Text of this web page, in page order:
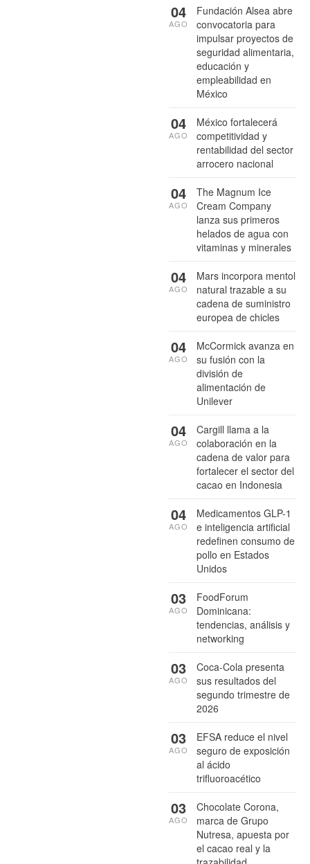
Fundación Alsea abre
convocatoria para
impulsar proyectos de
seguridad alimentaria,
educación y
empleabilidad en
México
04
AGO
México fortalecerá
competitividad y
rentabilidad del sector
arrocero nacional
04
AGO
The Magnum Ice
Cream Company
lanza sus primeros
helados de agua con
vitaminas y minerales
04
AGO
Mars incorpora mentol
natural trazable a su
cadena de suministro
europea de chicles
04
AGO
McCormick avanza en
su fusión con la
división de
alimentación de
Unilever
04
AGO
Cargill llama a la
colaboración en la
cadena de valor para
fortalecer el sector del
cacao en Indonesia
04
AGO
Medicamentos GLP-1
e inteligencia artificial
redefinen consumo de
pollo en Estados
Unidos
04
AGO
FoodForum
Dominicana:
tendencias, análisis y
networking
03
AGO
Coca-Cola presenta
sus resultados del
segundo trimestre de
2026
03
AGO
EFSA reduce el nivel
seguro de exposición
al ácido
trifluoroacético
03
AGO
Chocolate Corona,
marca de Grupo
Nutresa, apuesta por
el cacao real y la
03
AGO